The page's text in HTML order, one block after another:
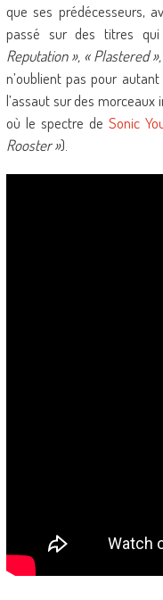
que ses prédécesseurs,
passé sur des titres
Reputation », « Plastered
n’oublient pas pour
l’assaut sur des
où le spectre deSonic
Rooster »).